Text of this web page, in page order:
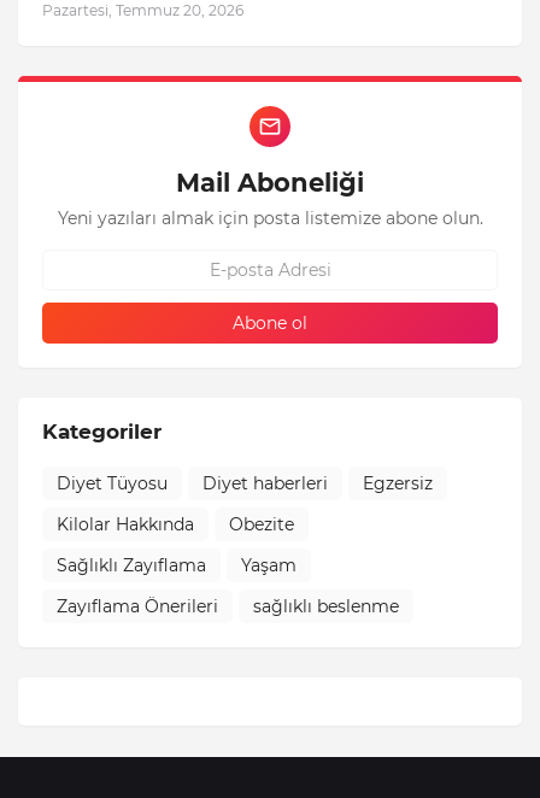
Pazartesi, Temmuz 20, 2026
Mail Aboneliği
Yeni yazıları almak için posta listemize abone olun.
Kategoriler
Diyet Tüyosu Diyet haberleri
Egzersiz
Kilolar Hakkında
Obezite
Sağlıklı Zayıflama
Yaşam
Zayıflama Önerileri
sağlıklı beslenme